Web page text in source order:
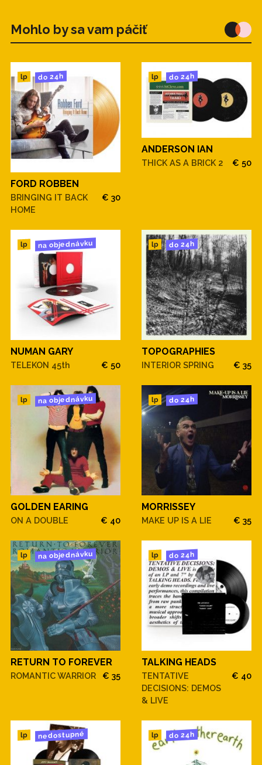
Mohlo by sa vam páčiť
lp do 24h
FORD ROBBEN
BRINGING IT BACK
HOME
€ 30
lp do 24h
ANDERSON IAN
THICK AS A BRICK 2 € 50
lp na objednávku
NUMAN GARY
TELEKON 45th € 50
lp do 24h
TOPOGRAPHIES
INTERIOR SPRING € 35
lp na objednávku
GOLDEN EARING
ON A DOUBLE € 40
lp do 24h
MORRISSEY
MAKE UP IS A LIE € 35
lp na objednávku
RETURN TO FOREVER
ROMANTIC WARRIOR € 35
lp do 24h
TALKING HEADS
TENTATIVE
DECISIONS: DEMOS
& LIVE
€ 40
lp nedostupné lp do 24h